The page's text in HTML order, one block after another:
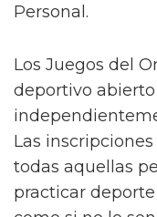
Personal.
Los Juegos del
deportivo
Las
todas aquellas
practicar